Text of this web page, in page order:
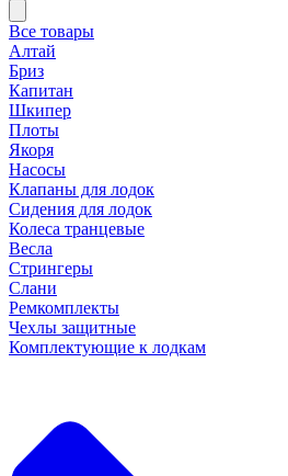
Все товары
Алтай
Бриз
Капитан
Шкипер
Плоты
Якоря
Насосы
Клапаны для лодок
Сидения для лодок
Колеса транцевые
Весла
Стрингеры
Слани
Ремкомплекты
Чехлы защитные
Комплектующие к лодкам